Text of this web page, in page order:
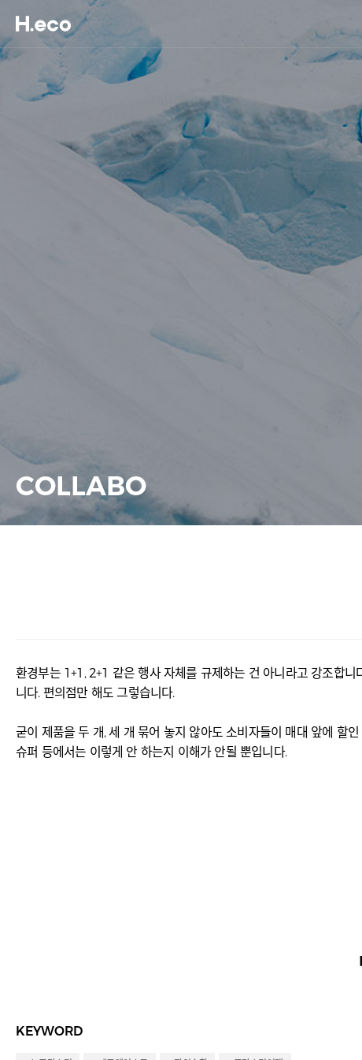
COLLABO
환경부는 1+1, 2+1 같은 행사 자체를 규제하는 건 아니라고 강조합
니다. 편의점만 해도 그렇습니다.
굳이 제품을 두 개, 세 개 묶어 놓지 않아도 소비자들이 매대 앞에 할
슈퍼 등에서는 이렇게 안 하는지 이해가 안될 뿐입니다.
KEYWORD